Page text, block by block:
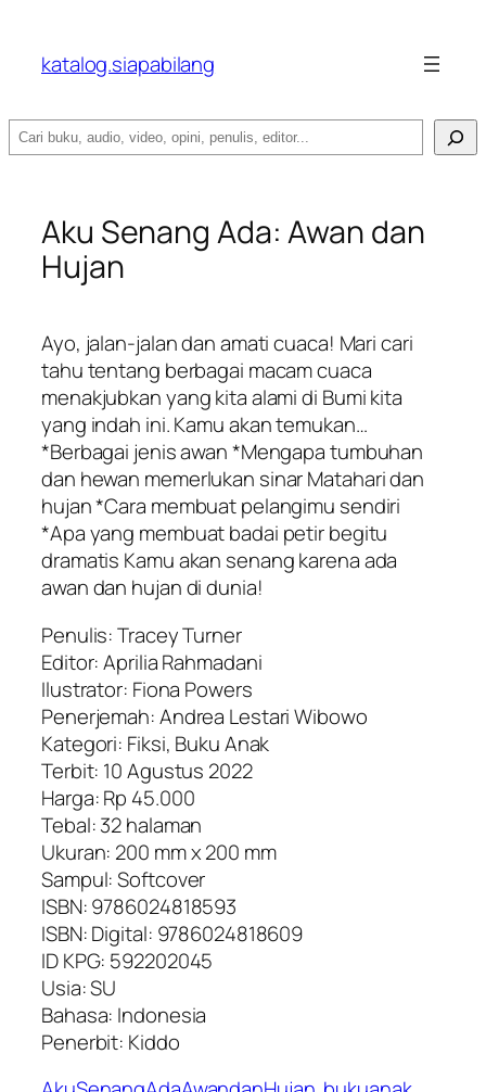
katalog.siapabilang
Search
Aku Senang Ada: Awan dan
Hujan
Ayo, jalan-jalan dan amati cuaca! Mari cari
tahu tentang berbagai macam cuaca
menakjubkan yang kita alami di Bumi kita
yang indah ini. Kamu akan temukan…
*Berbagai jenis awan *Mengapa tumbuhan
dan hewan memerlukan sinar Matahari dan
hujan *Cara membuat pelangimu sendiri
*Apa yang membuat badai petir begitu
dramatis Kamu akan senang karena ada
awan dan hujan di dunia!
Penulis: Tracey Turner
Editor: Aprilia Rahmadani
Ilustrator: Fiona Powers
Penerjemah: Andrea Lestari Wibowo
Kategori: Fiksi, Buku Anak
Terbit: 10 Agustus 2022
Harga: Rp 45.000
Tebal: 32 halaman
Ukuran: 200 mm x 200 mm
Sampul: Softcover
ISBN: 9786024818593
ISBN: Digital: 9786024818609
ID KPG: 592202045
Usia: SU
Bahasa: Indonesia
Penerbit: Kiddo